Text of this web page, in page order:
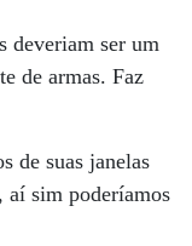
deveriam ser um
de armas. Faz
de suas janelas
aí sim poderíamos